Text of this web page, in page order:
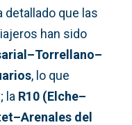
que las
han sido
, lo que
la R10 (Elche–
del